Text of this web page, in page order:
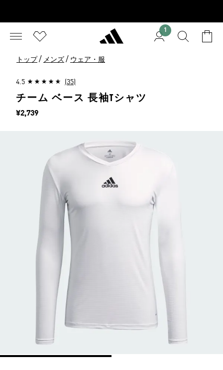
1
トップ / メンズ / ウェア・服
4.5 (35)
チーム ベース 長袖Tシャツ
価格
¥2,739